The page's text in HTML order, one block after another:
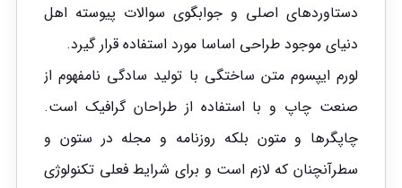
دستاوردهای اصلی و جوابگوی سوالات پیوسته اهل
دنیای موجود طراحی اساسا مورد استفاده قرار گیرد.
لورم ایپسوم متن ساختگی با تولید سادگی نامفهوم از
صنعت چاپ و با استفاده از طراحان گرافیک است.
چاپگرها و متون بلکه روزنامه و مجله در ستون و
سطرآنچنان که لازم است و برای شرایط فعلی تکنولوژی